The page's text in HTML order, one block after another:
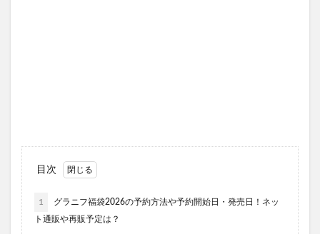
目次
1
グラニフ福袋2026の予約方法や予約開始日・発売日！ネッ
ト通販や再販予定は？